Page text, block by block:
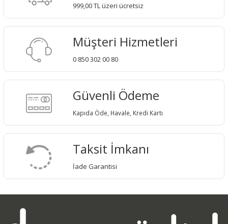
999,00 TL üzeri ücretsiz
Müşteri Hizmetleri
0 850 302 00 80
Güvenli Ödeme
Kapıda Öde, Havale, Kredi Kartı
Taksit İmkanı
İade Garantisi